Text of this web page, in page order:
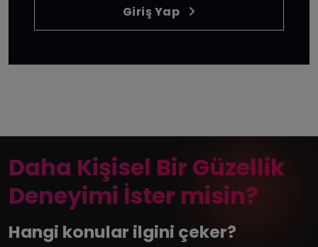
Giriş Yap
Daha Kişisel Bir Güzellik
Deneyimi İster misin?
Hangi konular ilgini çeker?